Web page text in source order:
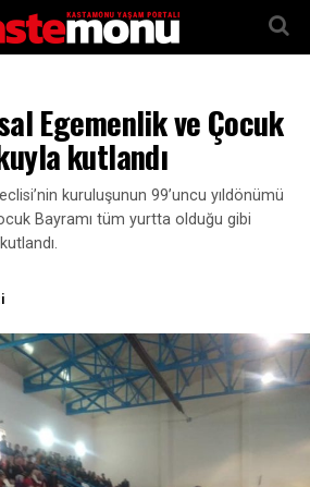
Egemenlik ve Çocuk
kutlandı
kuruluşunun 99’uncu yıldönümü
Bayramı tüm yurtta olduğu gibi